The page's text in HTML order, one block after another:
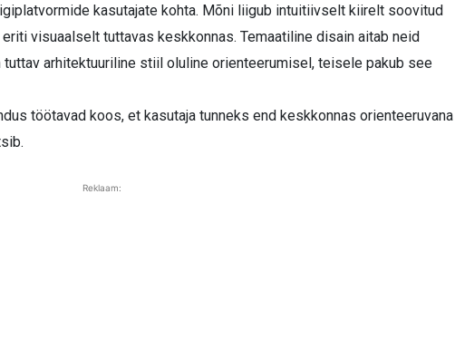
kasutajate kohta. Mõni liigub intuitiivselt kiirelt soovitud
visuaalselt tuttavas keskkonnas. Temaatiline disain aitab neid
tuttav arhitektuuriline stiil oluline orienteerumisel, teisele pakub see
töötavad koos, et kasutaja tunneks end keskkonnas orienteeruvana
Reklaam: